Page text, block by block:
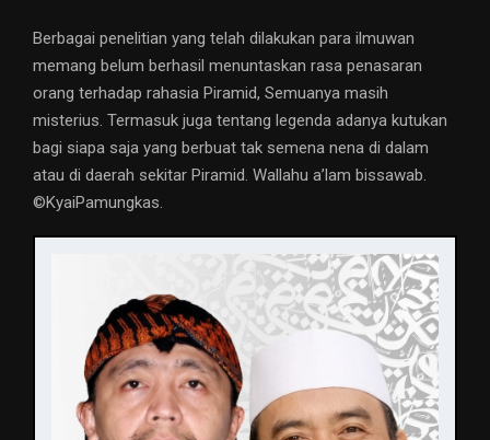
Berbagai penelitian yang telah dilakukan para ilmuwan
memang belum berhasil menuntaskan rasa penasaran
orang terhadap rahasia Piramid, Semuanya masih
misterius. Termasuk juga tentang legenda adanya kutukan
bagi siapa saja yang berbuat tak semena nena di dalam
atau di daerah sekitar Piramid. Wallahu a’lam bissawab.
©️KyaiPamungkas.